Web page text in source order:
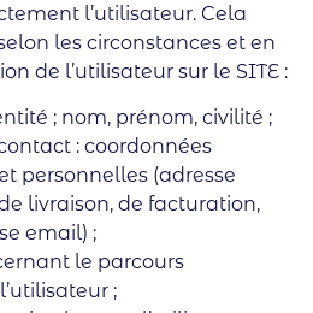
l’utilisateur. Cela
les circonstances et en
de l’utilisateur sur le SITE :
; nom, prénom, civilité ;
: coordonnées
personnelles (adresse
livraison, de facturation,
email) ;
le parcours
;